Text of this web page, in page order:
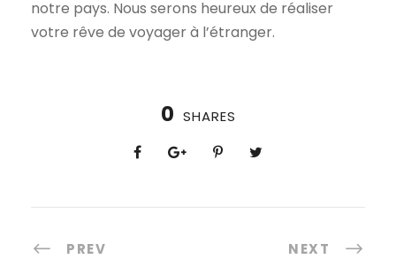
notre pays. Nous serons heureux de réaliser
votre rêve de voyager à l’étranger.
0 SHARES
PREV NEXT